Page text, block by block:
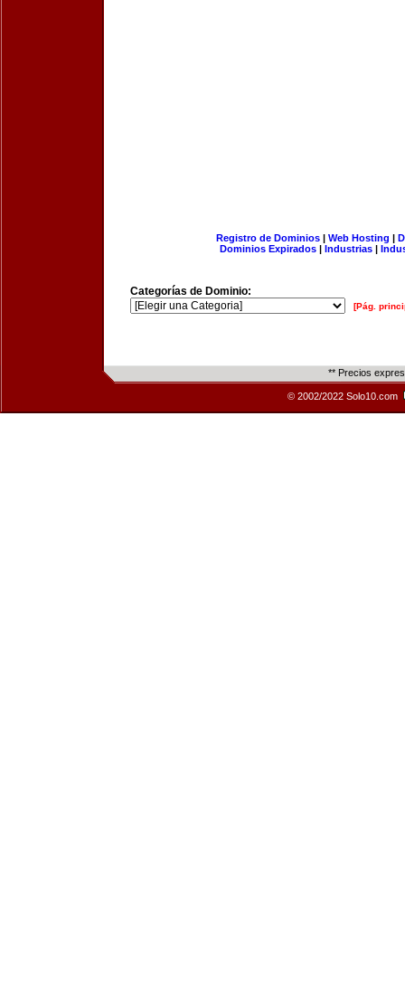
Registro de Dominios| Web Hosting |
Dominios Expirados | Industrias |
Categorías de Dominio:
[Pág.
** Precios
© 2002/2022 Solo10.com